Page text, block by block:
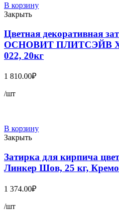
В корзину
Закрыть
Цветная декоративная
ОСНОВИТ ПЛИТСЭЙВ
022, 20кг
1 810.00₽
/шт
В корзину
Закрыть
Затирка для кирпича
Линкер Шов, 25 кг,
1 374.00₽
/шт